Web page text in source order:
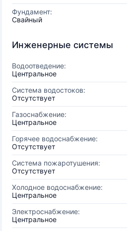
Фундамент:
Свайный
Инженерные системы
Водоотведение:
Центральное
Система водостоков:
Отсутствует
Газоснабжение:
Центральное
Горячее водоснабжение:
Отсутствует
Система пожаротушения:
Отсутствует
Холодное водоснабжение:
Центральное
Электроснабжение:
Центральное